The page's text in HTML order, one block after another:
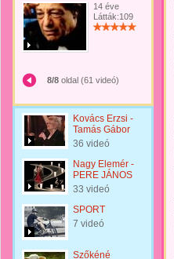
14 éve
Látták:109
8/8 oldal (61 videó)
Kovács Erzsi -
Tamás Gábor
36 videó
Nagy Elemér -
PERE JÁNOS
33 videó
SPORT
7 videó
Szőkéné